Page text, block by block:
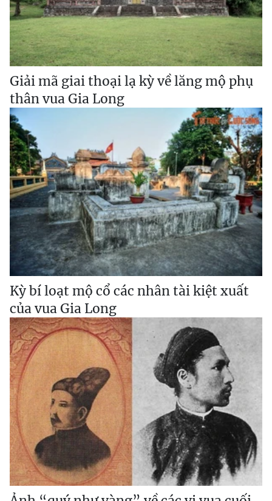
Giải mã giai thoại lạ kỳ về lăng mộ phụ
thân vua Gia Long
Kỳ bí loạt mộ cổ các nhân tài kiệt xuất
của vua Gia Long